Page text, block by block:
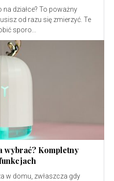
działce? To poważny
od razu się zmierzyć. Te
sporo...
wybrać? Kompletny
w domu, zwłaszcza gdy